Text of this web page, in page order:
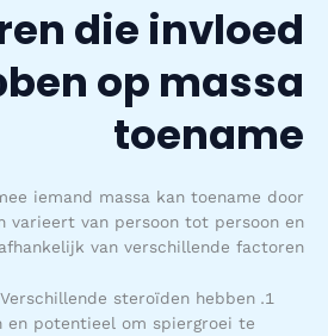
die invloed
op massa
toename
iemand massa kan toename door
varieert van persoon tot persoon en
van verschillende factoren:
steroïden hebben
en potentieel om spiergroei te